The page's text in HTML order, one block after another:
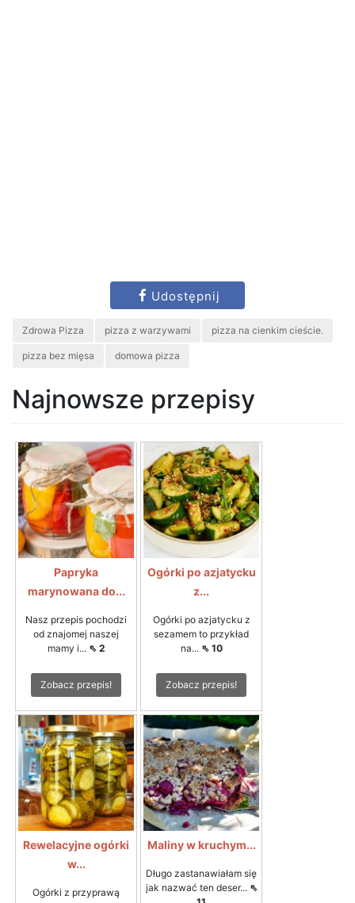
Udostępnij
Zdrowa Pizza pizza z warzywami pizza na cienkim cieście.
pizza bez mięsa domowa pizza
Najnowsze przepisy
Papryka
marynowana do...
Nasz przepis pochodzi
od znajomej naszej
mamy i... ⇖ 2
Zobacz przepis!
Ogórki po azjatycku
z...
Ogórki po azjatycku z
sezamem to przykład
na... ⇖ 10
Zobacz przepis!
Rewelacyjne ogórki
w...
Ogórki z przyprawą
Maliny w kruchym...
Długo zastanawiałam się
jak nazwać ten deser... ⇖